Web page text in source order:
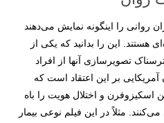
روانی را اینگونه نمایش می‌دهند
هستند. این را بدانید که یکی از
تصویرسازی آنها از افراد
بر این اعتقاد است که
اسکیزوفرن و اختلال هویت را باه
مثلاً در این فیلم نوعی بیمار